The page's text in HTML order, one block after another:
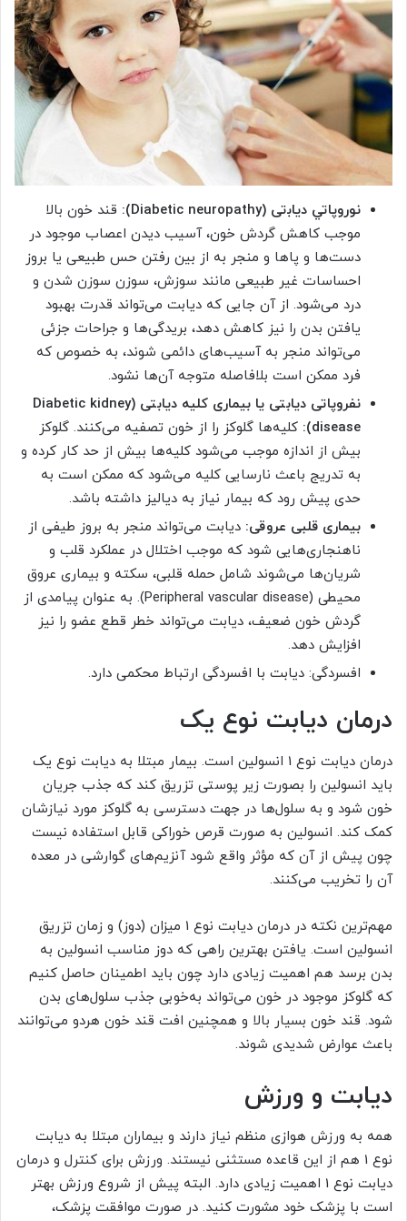
ﻧﻮروﭘﺎﺗﻲ دﻳﺎﺑتی (Diabetic neuropathy):
قند خون بالا
موجب کاهش گردش خون، آسیب دیدن اعصاب موجود در
دست‌ها و پاها و منجر به از بین رفتن حس طبیعی یا بروز
احساسات غیر طبیعی مانند سوزش، سوزن سوزن شدن و
درد می‌شود. از آن جایی که دیابت می‌تواند قدرت بهبود
یافتن بدن را نیز کاهش دهد، بریدگی‌ها و جراحات جزئی
می‌تواند منجر به آسیب‌های دائمی شوند، به خصوص که
فرد ممکن است بلافاصله متوجه آن‌ها نشود.
نفروپاتی دیابتی یا بیماری کلیه دیابتی (Diabetic kidney
disease):
کلیه‌ها گلوکز را از خون تصفیه می‌کنند. گلوکز
بیش از اندازه موجب می‌شود کلیه‌ها بیش از حد کار کرده و
به تدریج باعث نارسایی کلیه می‌شود که ممکن است به
حدی پیش رود که بیمار نیاز به دیالیز داشته باشد.
بیماری قلبی عروقی: دیابت می‌تواند منجر به بروز طیفی از
ناهنجاری‌هایی شود که موجب اختلال در عملکرد قلب و
شریان‌ها می‌شوند شامل حمله قلبی، سکته و بیماری عروق
محیطی (Peripheral vascular disease). به عنوان پیامدی از
گردش خون ضعیف، دیابت می‌تواند خطر قطع عضو را نیز
افزایش دهد.
افسردگی: دیابت با افسردگی ارتباط محکمی دارد.
درمان دیابت نوع یک
درمان دیابت نوع 1 انسولین است. بیمار مبتلا به دیابت نوع یک
باید انسولین را بصورت زیر پوستی تزریق کند که جذب جریان
خون شود و به سلول‌ها در جهت دسترسی به گلوکز مورد نیازشان
کمک کند. انسولین به صورت قرص خوراکی قابل استفاده نیست
چون پیش از آن که مؤثر واقع شود آنزیم‌های گوارشی در معده
آن را تخریب می‌کنند.
مهم‌ترین نکته در درمان دیابت نوع 1 میزان (دوز) و زمان تزریق
انسولین است. یافتن بهترین راهی که دوز مناسب انسولین به
بدن برسد هم اهمیت زیادی دارد چون باید اطمینان حاصل کنیم
که گلوکز موجود در خون می‌تواند به‌خوبی جذب سلول‌های بدن
شود. قند خون بسیار بالا و همچنین افت قند خون هردو می‌توانند
باعث عوارض شدیدی ‌شوند.
دیابت و ورزش
همه به ورزش هوازی منظم نیاز دارند و بیماران مبتلا به دیابت
نوع 1 هم از این قاعده مستثنی نیستند. ورزش برای کنترل و درمان
دیابت نوع 1 اهمیت زیادی دارد. البته پیش از شروع ورزش بهتر
است با پزشک خود مشورت کنید. در صورت موافقت پزشک،